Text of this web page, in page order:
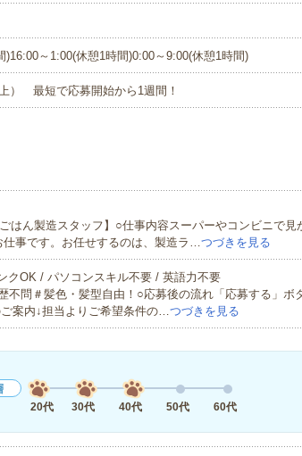
)16:00～1:00(休憩1時間)0:00～9:00(休憩1時間)
） 最短で応募開始から1週間！
はん製造スタッフ】○仕事内容スーパーやコンビニで見
仕事です。お任せするのは、製造ラ…つづきを見る
クOK / パソコンスキル不要 / 英語力不要
不問＃髪色・髪型自由！○応募後の流れ「応募する」ボ
案内↓担当よりご希望条件の…つづきを見る
20代
30代 40代 50代 60代